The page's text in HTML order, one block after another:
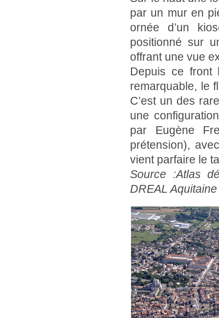
par un mur en
ornée d’un
positionné sur
offrant une vue
Depuis ce front
remarquable, le
C’est un des
une
par Eugène
prétension),
vient parfaire le
Source :Atlas
DREAL Aquitaine